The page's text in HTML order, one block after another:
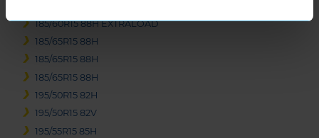
185/60R15 88H EXTRALOAD
185/65R15 88H
185/65R15 88H
185/65R15 88H
195/50R15 82H
195/50R15 82V
195/55R15 85H